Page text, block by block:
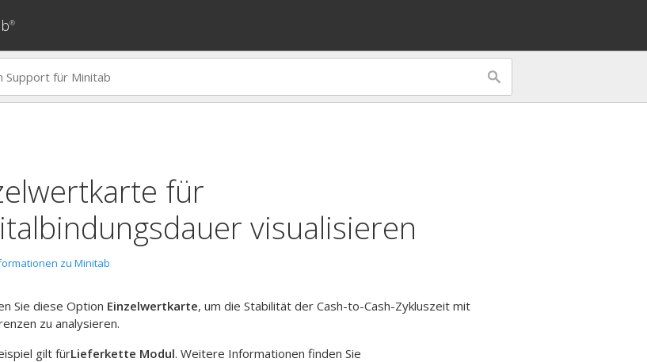
®
für
visualisieren
zu Minitab
Sie diese Option Einzelwertkarte, um die Stabilität der Cash-to-Cash-Zykluszeit mit
zu analysieren.
gilt fürLieferkette Modul. Weitere Informationen finden Sie